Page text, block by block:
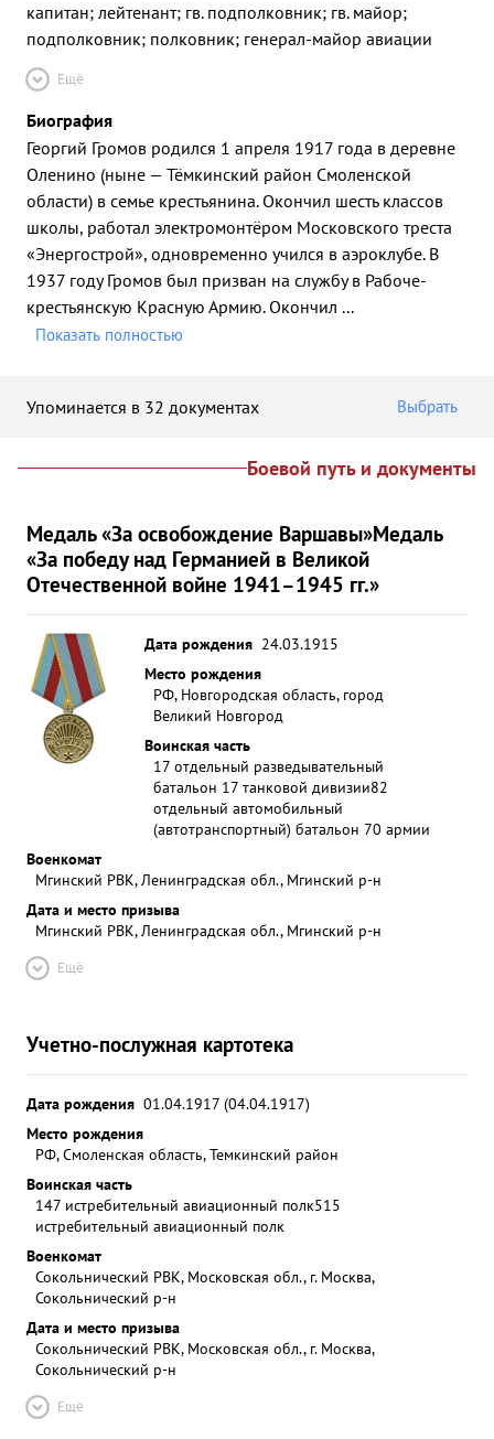
капитан; лейтенант; гв. подполковник; гв. майор;
подполковник; полковник; генерал-майор авиации
Ещё
Биография
Георгий Громов родился 1 апреля 1917 года в деревне
Оленино (ныне — Тёмкинский район Смоленской
области) в семье крестьянина. Окончил шесть классов
школы, работал электромонтёром Московского треста
«Энергострой», одновременно учился в аэроклубе. В
1937 году Громов был призван на службу в Рабоче-
крестьянскую Красную Армию. Окончил ...
Показать полностью
Упоминается в 32 документах Выбрать
Боевой путь и документы
Медаль «За освобождение Варшавы»Медаль
«За победу над Германией в Великой
Отечественной войне 1941–1945 гг.»
Дата рождения 24.03.1915
Место рождения
РФ, Новгородская область, город
Великий Новгород
Воинская часть
17 отдельный разведывательный
батальон 17 танковой дивизии82
отдельный автомобильный
(автотранспортный) батальон 70 армии
Военкомат
Мгинский РВК, Ленинградская обл., Мгинский р-н
Дата и место призыва
Мгинский РВК, Ленинградская обл., Мгинский р-н
Ещё
Учетно-послужная картотека
Дата рождения 01.04.1917 (04.04.1917)
Место рождения
РФ, Смоленская область, Темкинский район
Воинская часть
147 истребительный авиационный полк515
истребительный авиационный полк
Военкомат
Сокольнический РВК, Московская обл., г. Москва,
Сокольнический р-н
Дата и место призыва
Сокольнический РВК, Московская обл., г. Москва,
Сокольнический р-н
Ещё